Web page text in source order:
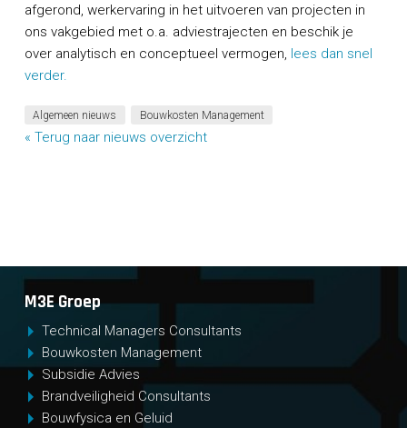
afgerond, werkervaring in het uitvoeren van projecten in
ons vakgebied met o.a. adviestrajecten en beschik je
over analytisch en conceptueel vermogen, lees dan snel
verder.
Algemeen nieuws Bouwkosten Management
« Terug naar nieuws overzicht
M3E Groep
Technical Managers Consultants
Bouwkosten Management
Subsidie Advies
Brandveiligheid Consultants
Bouwfysica en Geluid